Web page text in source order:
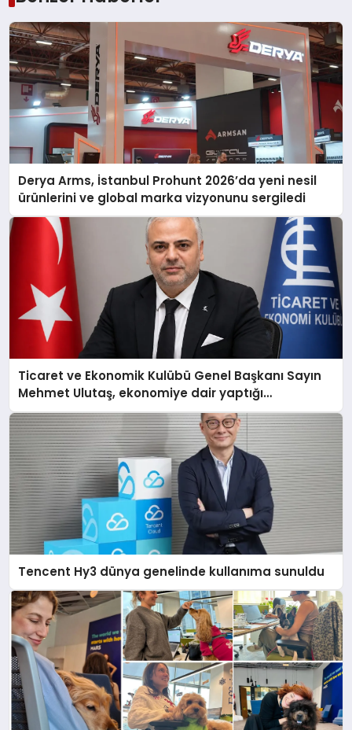
Derya Arms, İstanbul Prohunt 2026’da yeni nesil
ürünlerini ve global marka vizyonunu sergiledi
Ticaret ve Ekonomik Kulübü Genel Başkanı Sayın
Mehmet Ulutaş, ekonomiye dair yaptığı
açıklamada şunları kaydetti:
Tencent Hy3 dünya genelinde kullanıma sunuldu